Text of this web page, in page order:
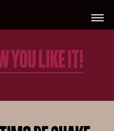
YOU LIKE IT!